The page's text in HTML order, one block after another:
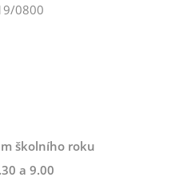
0800
školního roku
a 9.00